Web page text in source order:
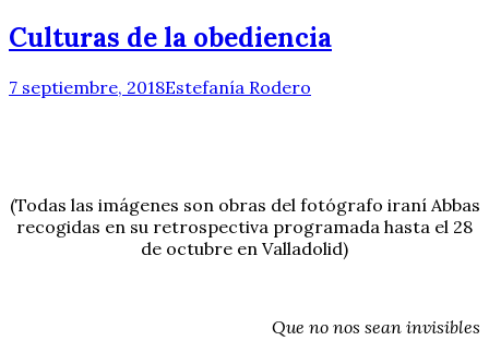
Culturas de la obediencia
7 septiembre, 2018Estefanía Rodero
(Todas las imágenes son obras del fotógrafo iraní Abbas
recogidas en su retrospectiva programada hasta el 28
de octubre en Valladolid)
Que no nos sean invisibles